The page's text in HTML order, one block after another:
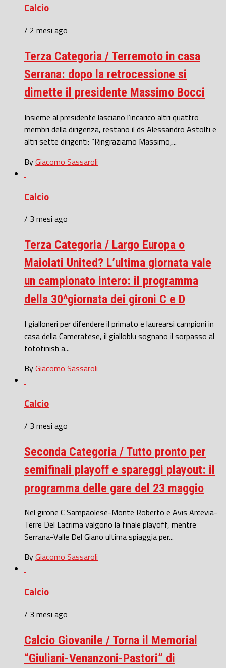
Calcio
/ 2 mesi ago
Terza Categoria / Terremoto in casa
Serrana: dopo la retrocessione si
dimette il presidente Massimo Bocci
Insieme al presidente lasciano l’incarico altri quattro
membri della dirigenza, restano il ds Alessandro Astolfi e
altri sette dirigenti: “Ringraziamo Massimo,...
ByGiacomo Sassaroli
Calcio
/ 3 mesi ago
Terza Categoria / Largo Europa o
Maiolati United? L’ultima giornata vale
un campionato intero: il programma
della 30^giornata dei gironi C e D
I gialloneri per difendere il primato e laurearsi campioni in
casa della Cameratese, il gialloblu sognano il sorpasso al
fotofinish a...
ByGiacomo Sassaroli
Calcio
/ 3 mesi ago
Seconda Categoria / Tutto pronto per
semifinali playoff e spareggi playout: il
programma delle gare del 23 maggio
Nel girone C Sampaolese-Monte Roberto e Avis Arcevia-
Terre Del Lacrima valgono la finale playoff, mentre
Serrana-Valle Del Giano ultima spiaggia per...
ByGiacomo Sassaroli
Calcio
/ 3 mesi ago
Calcio Giovanile / Torna il Memorial
“Giuliani-Venanzoni-Pastori” di